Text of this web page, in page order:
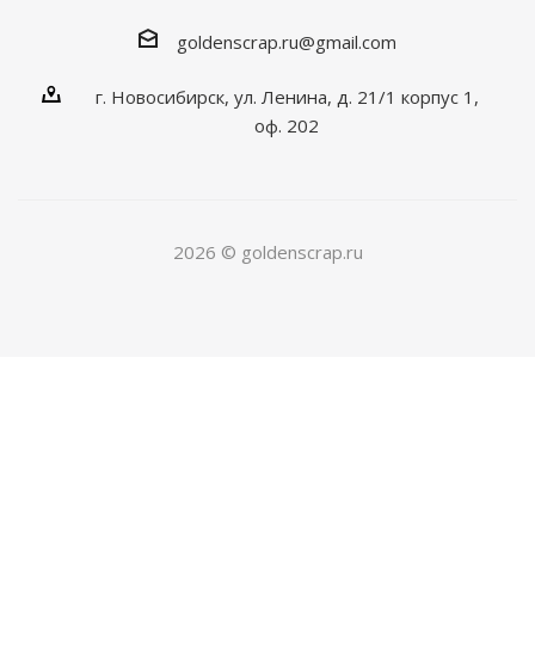
goldenscrap.ru@gmail.com
г. Новосибирск, ул. Ленина, д. 21/1 корпус 1,
оф. 202
2026 © goldenscrap.ru